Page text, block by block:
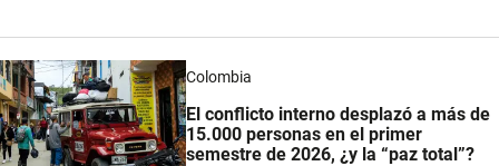
Colombia
El conflicto interno desplazó a más de
15.000 personas en el primer
semestre de 2026, ¿y la “paz total”?